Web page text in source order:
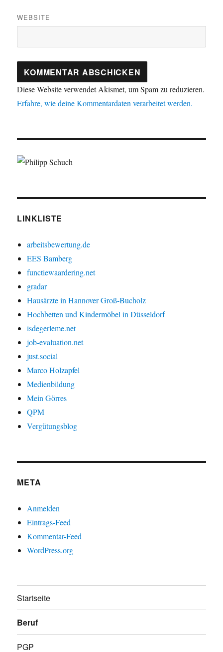
WEBSITE
Diese Website verwendet Akismet, um Spam zu reduzieren.
Erfahre, wie deine Kommentardaten verarbeitet werden.
LINKLISTE
arbeitsbewertung.de
EES Bamberg
functiewaardering.net
gradar
Hausärzte in Hannover Groß-Bucholz
Hochbetten und Kindermöbel in Düsseldorf
isdegerleme.net
job-evaluation.net
just.social
Marco Holzapfel
Medienbildung
Mein Görres
QPM
Vergütungsblog
META
Anmelden
Eintrags-Feed
Kommentar-Feed
WordPress.org
Startseite
Beruf
PGP